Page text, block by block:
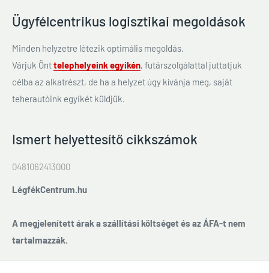
Ügyfélcentrikus logisztikai megoldások
Minden helyzetre létezik optimális megoldás.
Várjuk Önttelephelyeink egyikén, futárszolgálattal juttatjuk
célba az alkatrészt, de ha a helyzet úgy kívánja meg, saját
teherautóink egyikét küldjük.
Ismert helyettesítő cikkszámok
0481062413000
LégfékCentrum.hu
A megjelenített árak a szállítási költséget és az ÁFA-t nem
tartalmazzák.